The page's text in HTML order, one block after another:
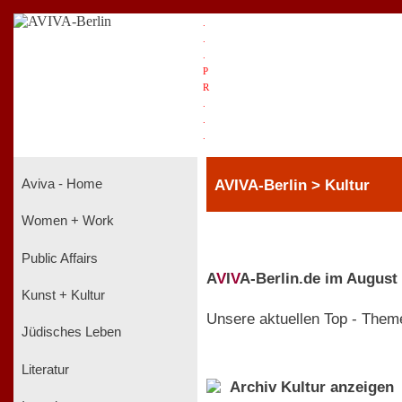
P
R
Aviva - Home
Women + Work
Public Affairs
Kunst + Kultur
Jüdisches Leben
Literatur
AVIVA-Berlin > Kultur
AVIVA-Berlin.de im August
Unsere aktuellen Top -
Archiv Kultur anzeigen